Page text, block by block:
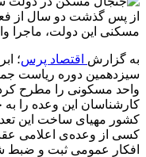
از پس گذشت دو سال از
مسکنی این دولت، ماجرا
به گزارش اقتصاد پرس؛
سیزدهمین دوره ریاست
واحد مسکونی را مطرح
کارشناسان این وعده را
کشور مهیای ساخت این
کسی از وعده‌ی اعلامی
افکار عمومی ثبت و